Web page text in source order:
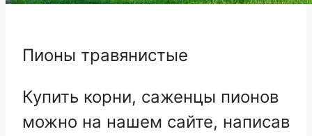
Пионы травянистые
Купить корни, саженцы пионов
можно на нашем сайте, написав